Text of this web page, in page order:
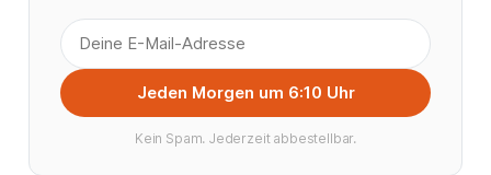
Jeden Morgen um 6:10 Uhr
Kein Spam. Jederzeit abbestellbar.